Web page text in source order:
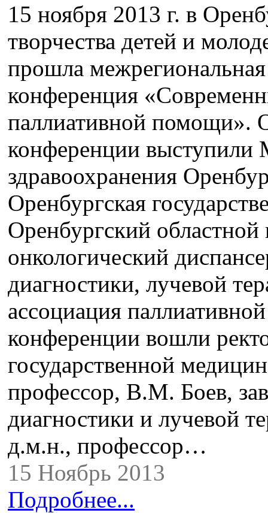
15 ноября 2013 г. в
творчества детей и
прошла
конференция
паллиативной помощи».
конференции выступили
здравоохранения
Оренбургская
Оренбургский
онкологический
диагностики, лучевой
ассоциация
конференции вошли
государственной
профессор, В.М. Боев,
диагностики и лучевой
д.м.н., профессор…
15 Ноябрь 2013
Подробнее...